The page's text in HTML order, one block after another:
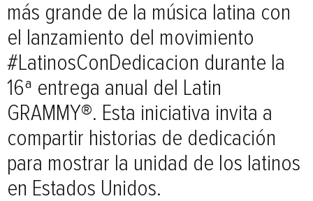
más grande de la música latina con
el lanzamiento del movimiento
#LatinosConDedicacion durante la
16ª entrega anual del Latin
GRAMMY®. Esta iniciativa invita a
compartir historias de dedicación
para mostrar la unidad de los latinos
en Estados Unidos.